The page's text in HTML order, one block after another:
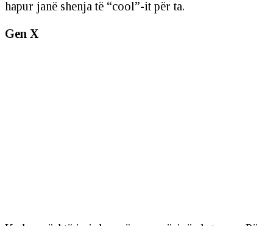
hapur janë shenja të “cool”-it për ta.
Gen X